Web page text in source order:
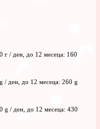
г / ден, до 12 месеца: 160
/ ден, до 12 месеца: 260 g
g / ден, до 12 месеца: 430